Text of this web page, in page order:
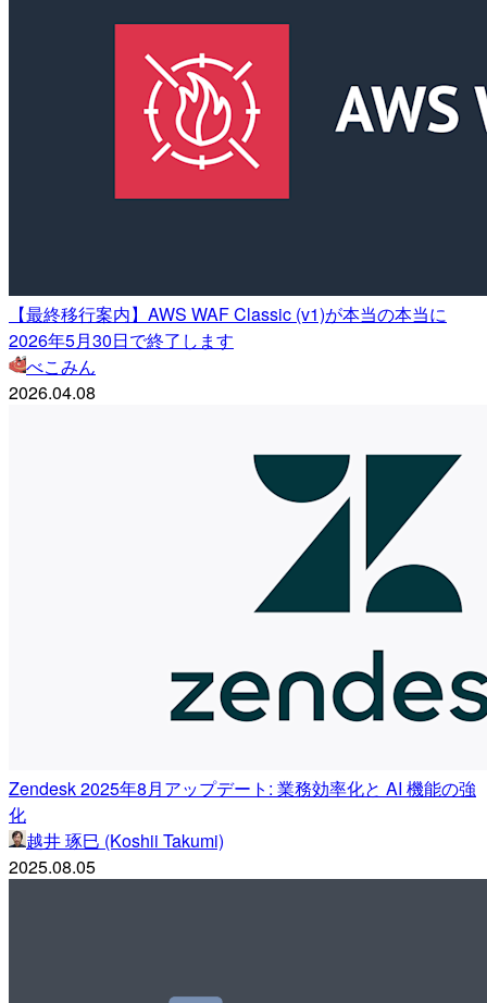
【最終移行案内】AWS WAF Classic (v1)が本当の本当に
2026年5月30日で終了します
べこみん
2026.04.08
Zendesk 2025年8月アップデート: 業務効率化と AI 機能の強
化
越井 琢巳 (Koshii Takumi)
2025.08.05